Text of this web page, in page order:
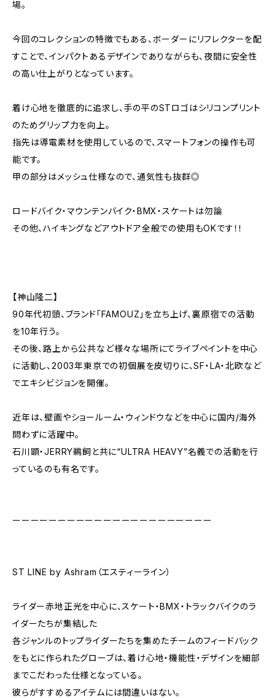
場。
今回のコレクションの特徴でもある、ボーダーにリフレクターを配
すことで、インパクトあるデザインでありながらも、夜間に安全性
の高い仕上がりとなっています。
着け心地を徹底的に追求し、手の平のSTロゴはシリコンプリント
のためグリップ力を向上。
指先は導電素材を使用しているので、スマートフォンの操作も可
能です。
甲の部分はメッシュ仕様なので、通気性も抜群◎
ロードバイク・マウンテンバイク・BMX・スケートは勿論
その他、ハイキングなどアウトドア全般での使用もOKです！！
【神山隆二】
90年代初頭、ブランド「FAMOUZ」を立ち上げ、裏原宿での活動
を10年行う。
その後、路上から公共など様々な場所にてライブペイントを中心
に活動し、2003年東京での初個展を皮切りに、SF・LA・北欧など
でエキシビジョンを開催。
近年は、壁画やショールーム・ウィンドウなどを中心に国内/海外
問わずに活躍中。
石川顕・JERRY鵜飼と共に“ULTRA HEAVY”名義での活動を行
っているのも有名です。
ーーーーーーーーーーーーーーーーーーーーーー
ST LINE by Ashram（エスティーライン）
ライダー赤地正光を中心に、スケート・BMX・トラックバイクのラ
イダーたちが集結した
各ジャンルのトップライダーたちを集めたチームのフィードバック
をもとに作られたグローブは、着け心地・機能性・デザインを細部
までこだわった仕様となっている。
彼らがすすめるアイテムには間違いはない。